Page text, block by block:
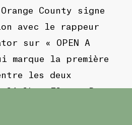
County signe
avec le rappeur
sur « OPEN A
marque la première
les deux
Flower Boy